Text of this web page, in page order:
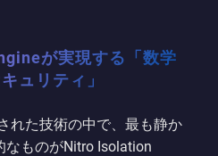
が実現する「数学
ュリティ」
れた技術の中で、最も静か
なものがNitro Isolation